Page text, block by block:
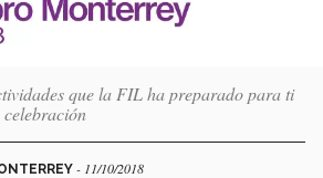
que la FIL ha preparado para ti
celebración
- 11/10/2018